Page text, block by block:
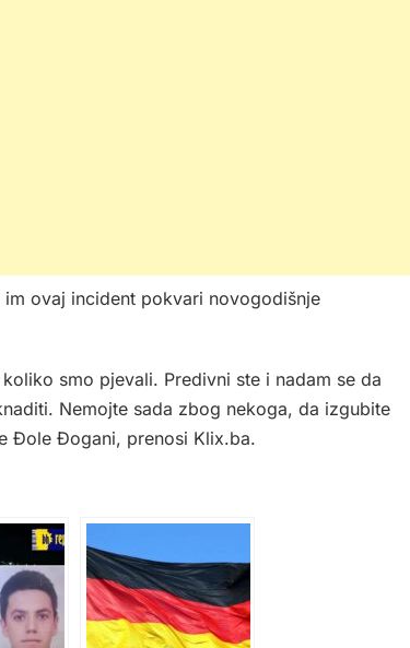
ovaj incident pokvari novogodišnje
smo pjevali. Predivni ste i nadam se da
Nemojte sada zbog nekoga, da izgubite
Đole Đogani, prenosi Klix.ba.